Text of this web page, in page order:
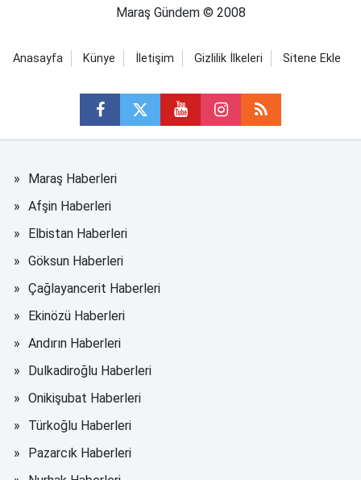
Maraş Gündem © 2008
Anasayfa Künye İletişim Gizlilik İlkeleri Sitene Ekle
Maraş Haberleri
Afşin Haberleri
Elbistan Haberleri
Göksun Haberleri
Çağlayancerit Haberleri
Ekinözü Haberleri
Andırın Haberleri
Dulkadiroğlu Haberleri
Onikişubat Haberleri
Türkoğlu Haberleri
Pazarcık Haberleri